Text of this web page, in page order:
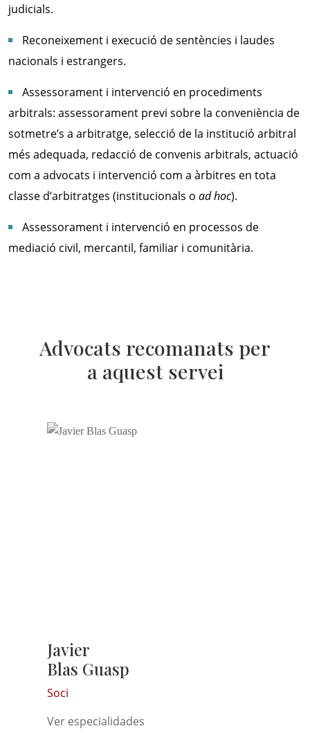
judicials.
Reconeixement i execució de sentències i laudes
nacionals i estrangers.
Assessorament i intervenció en procediments
arbitrals: assessorament previ sobre la conveniència de
sotmetre’s a arbitratge, selecció de la institució arbitral
més adequada, redacció de convenis arbitrals, actuació
com a advocats i intervenció com a àrbitres en tota
classe d’arbitratges (institucionals o ad hoc).
Assessorament i intervenció en processos de
mediació civil, mercantil, familiar i comunitària.
Advocats recomanats per
a aquest servei
Javier
Blas Guasp
Soci
Ver especialidades